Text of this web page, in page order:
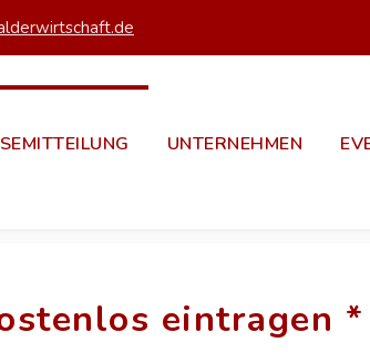
UNTERNEHMEN
eintragen *